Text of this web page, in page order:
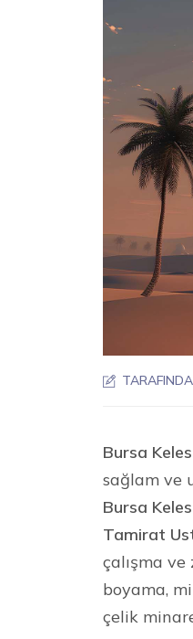
Bursa
sağlam ve
Bursa
Tamirat
çalışma
boyama,
çelik